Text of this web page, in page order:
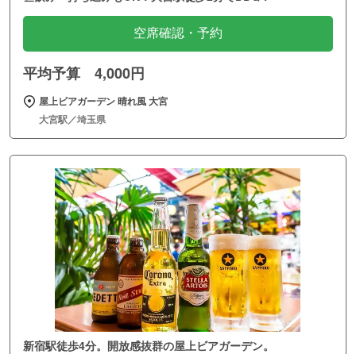
空席確認・予約
平均予算 4,000円
屋上ビアガーデン 晴れ風 大宮
大宮駅／埼玉県
新宿駅徒歩4分。開放感抜群の屋上ビアガーデン。